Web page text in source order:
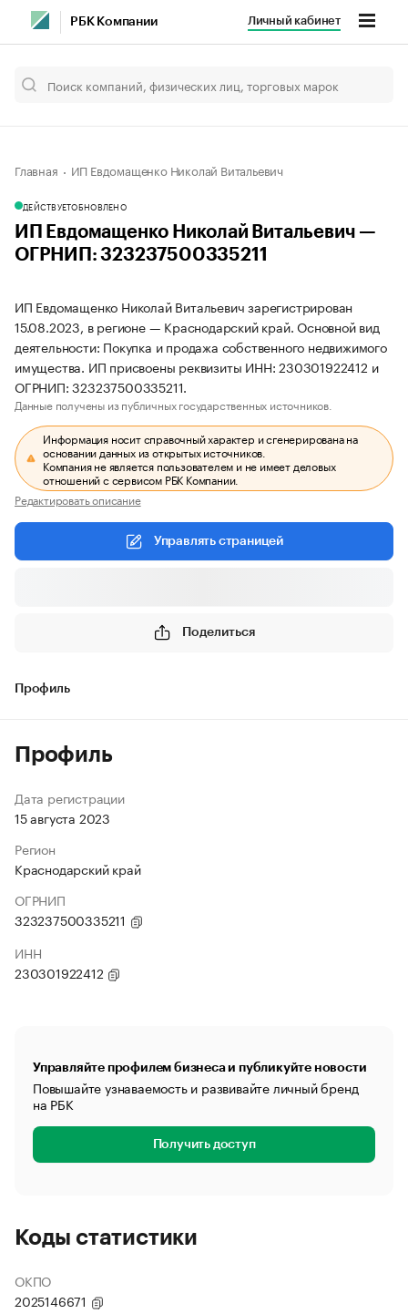
РБК Компании Личный кабинет
Главная ИП Евдомащенко Николай Витальевич
ДЕЙСТВУЕТОБНОВЛЕНО
ИП Евдомащенко Николай Витальевич —
ОГРНИП: 323237500335211
ИП Евдомащенко Николай Витальевич зарегистрирован
15.08.2023, в регионе — Краснодарский край. Основной вид
деятельности: Покупка и продажа собственного недвижимого
имущества. ИП присвоены реквизиты ИНН: 230301922412 и
ОГРНИП: 323237500335211.
Данные получены из публичных государственных источников.
Информация носит справочный характер и сгенерирована на
основании данных из открытых источников.
Компания не является пользователем и не имеет деловых
отношений с сервисом РБК Компании.
Редактировать описание
Управлять страницей
Поделиться
Профиль
Профиль
Дата регистрации
15 августа 2023
Регион
Краснодарский край
ОГРНИП
323237500335211
ИНН
230301922412
Управляйте профилем бизнеса и публикуйте новости
Повышайте узнаваемость и развивайте личный бренд
на РБК
Получить доступ
Коды статистики
ОКПО
2025146671